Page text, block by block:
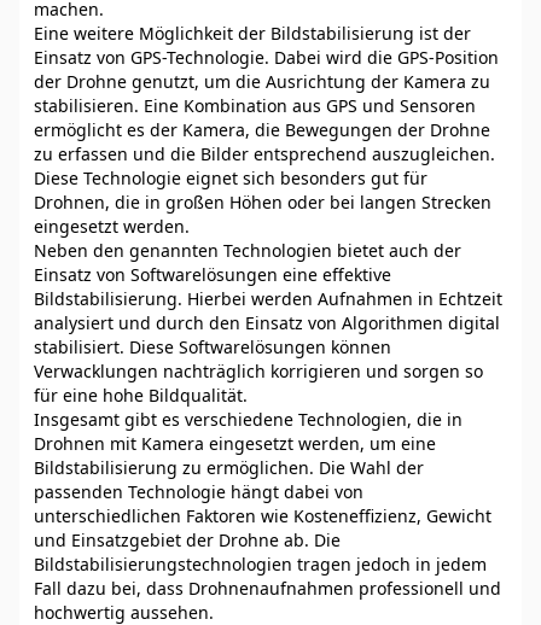
machen.
Eine weitere Möglichkeit der Bildstabilisierung ist der
Einsatz von GPS-Technologie. Dabei wird die GPS-Position
der Drohne genutzt, um die Ausrichtung der Kamera zu
stabilisieren. Eine Kombination aus GPS und Sensoren
ermöglicht es der Kamera, die Bewegungen der Drohne
zu erfassen und die Bilder entsprechend auszugleichen.
Diese Technologie eignet sich besonders gut für
Drohnen, die in großen Höhen oder bei langen Strecken
eingesetzt werden.
Neben den genannten Technologien bietet auch der
Einsatz von Softwarelösungen eine effektive
Bildstabilisierung. Hierbei werden Aufnahmen in Echtzeit
analysiert und durch den Einsatz von Algorithmen digital
stabilisiert. Diese Softwarelösungen können
Verwacklungen nachträglich korrigieren und sorgen so
für eine hohe Bildqualität.
Insgesamt gibt es verschiedene Technologien, die in
Drohnen mit Kamera eingesetzt werden, um eine
Bildstabilisierung zu ermöglichen. Die Wahl der
passenden Technologie hängt dabei von
unterschiedlichen Faktoren wie Kosteneffizienz, Gewicht
und Einsatzgebiet der Drohne ab. Die
Bildstabilisierungstechnologien tragen jedoch in jedem
Fall dazu bei, dass Drohnenaufnahmen professionell und
hochwertig aussehen.